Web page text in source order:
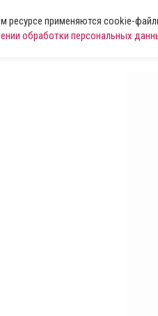
ресурсе применяются cookie-
обработки персональных